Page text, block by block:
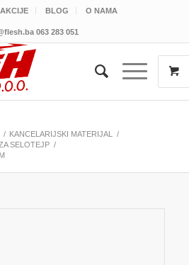
AKCIJE BLOG O NAMA
063 283 051
/ KANCELARIJSKI MATERIJAL
/
SELOTEJP /